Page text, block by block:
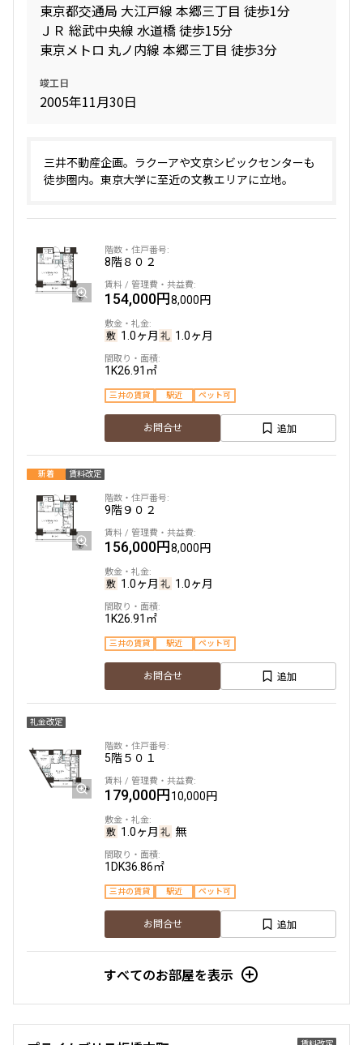
東京都交通局 大江戸線 本郷三丁目 徒歩1分
ＪＲ 総武中央線 水道橋 徒歩15分
東京メトロ 丸ノ内線 本郷三丁目 徒歩3分
竣工日
2005年11月30日
三井不動産企画。ラクーアや文京シビックセンターも
徒歩圏内。東京大学に至近の文教エリアに立地。
8階８０２
154,000円8,000円
1.0ヶ月 1.0ヶ月
1K26.91㎡
三井の賃貸 駅近 ペット可
お問合せ 追加
新着 賃料改定
9階９０２
156,000円8,000円
1.0ヶ月 1.0ヶ月
1K26.91㎡
三井の賃貸 駅近 ペット可
お問合せ 追加
礼金改定
5階５０１
179,000円10,000円
1.0ヶ月 無
1DK36.86㎡
三井の賃貸 駅近 ペット可
お問合せ 追加
すべてのお部屋を表示